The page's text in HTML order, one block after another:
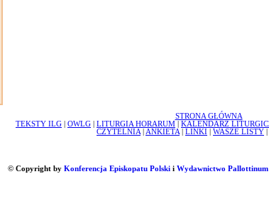
STRONA GŁÓWNA
TEKSTY ILG
OWLG LITURGIA HORARUM KALENDARZ
CZYTELNIA
ANKIETA LINKI WASZE LISTY
© Copyright by Konferencja Episkopatu Polskii Wydawnictwo Pallottinum